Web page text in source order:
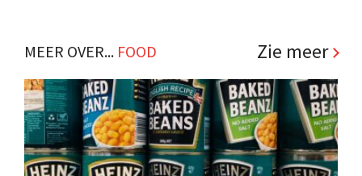
MEER OVER... FOOD Zie meer